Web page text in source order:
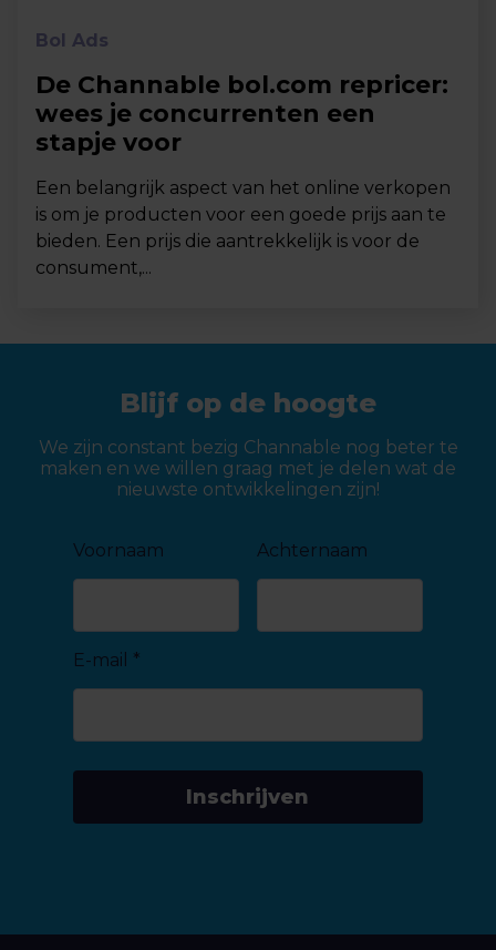
Bol Ads
De Channable bol.com repricer:
wees je concurrenten een
stapje voor
Een belangrijk aspect van het online verkopen
is om je producten voor een goede prijs aan te
bieden. Een prijs die aantrekkelijk is voor de
consument,...
Blijf op de hoogte
We zijn constant bezig Channable nog beter te
maken en we willen graag met je delen wat de
nieuwste ontwikkelingen zijn!
Voornaam Achternaam
E-mail *
Inschrijven